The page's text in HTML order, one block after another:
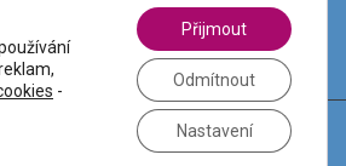
-
Přijmout
Odmítnout
Nastavení